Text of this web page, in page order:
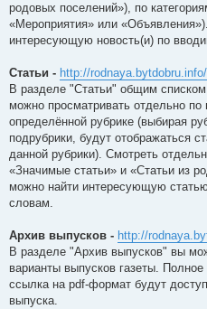
родовых поселений»), по
«Мероприятия» или
интересующую новость(и) по
Статьи - http://
В разделе "Статьи" общим
можно просматривать отдельно по
определённой рубрике (выбирая
подрубрики, будут отображаться
данной рубрики). Смотреть
«Значимые статьи» и «Статьи из
можно найти интересующую
словам.
Архив выпусков - http://
В разделе "Архив выпусков" вы
варианты выпусков газеты.
ссылка на pdf-формат будут
выпуска.